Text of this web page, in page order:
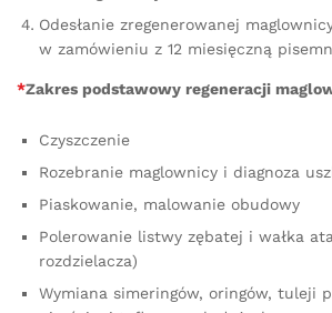
Odesłanie zregenerowanej
w zamówieniu z 12 miesięczną
*Zakres podstawowy regeneracji
Czyszczenie
Rozebranie maglownicy i diagnoza
Piaskowanie, malowanie obudowy
Polerowanie listwy zębatej i wałka
rozdzielacza)
Wymiana simeringów, oringów, tuleji